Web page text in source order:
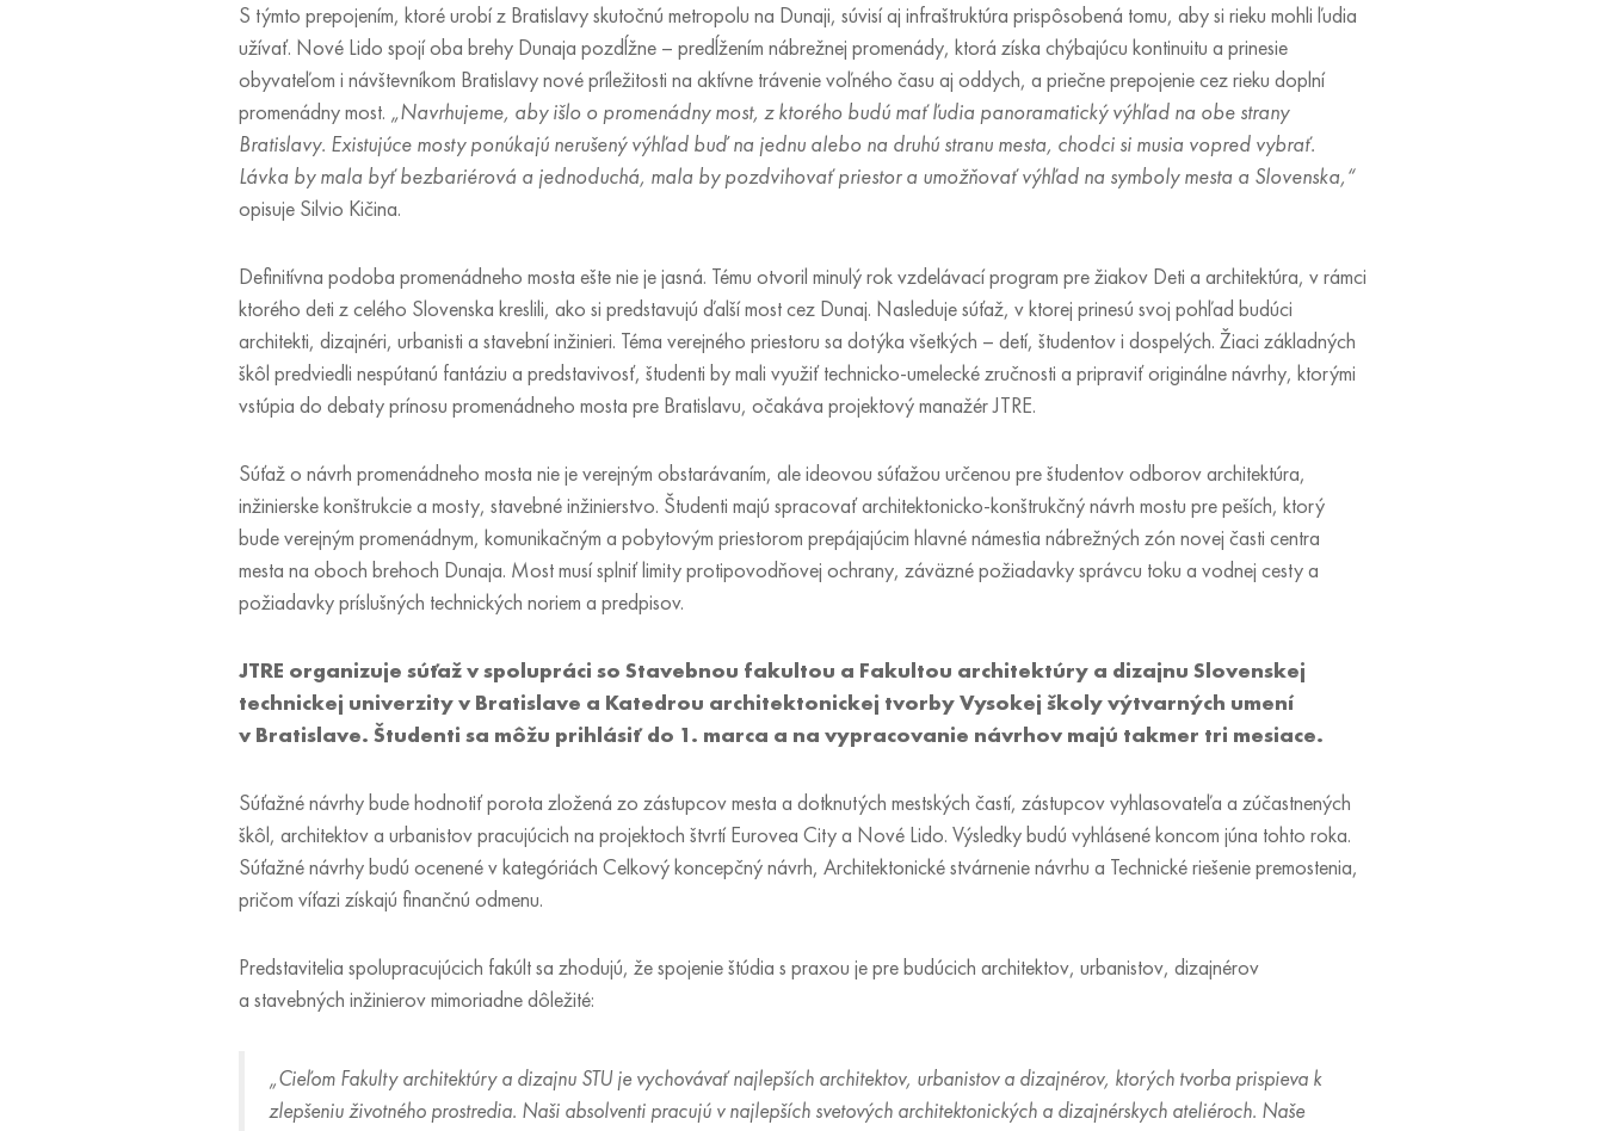
S týmto prepojením, ktoré urobí z Bratislavy skutočnú metropolu na Dunaji, súvisí aj infraštruktúra prispôsobená tomu, aby si rieku mohli ľudia
užívať. Nové Lido spojí oba brehy Dunaja pozdĺžne – predĺžením nábrežnej promenády, ktorá získa chýbajúcu kontinuitu a prinesie
obyvateľom i návštevníkom Bratislavy nové príležitosti na aktívne trávenie voľného času aj oddych, a priečne prepojenie cez rieku doplní
promenádny most. „Navrhujeme, aby išlo o promenádny most, z ktorého budú mať ľudia panoramatický výhľad na obe strany
Bratislavy. Existujúce mosty ponúkajú nerušený výhľad buď na jednu alebo na druhú stranu mesta, chodci si musia vopred vybrať.
Lávka by mala byť bezbariérová a jednoduchá, mala by pozdvihovať priestor a umožňovať výhľad na symboly mesta a Slovenska,“
opisuje Silvio Kičina.
Definitívna podoba promenádneho mosta ešte nie je jasná. Tému otvoril minulý rok vzdelávací program pre žiakov Deti a architektúra, v rámci
ktorého deti z celého Slovenska kreslili, ako si predstavujú ďalší most cez Dunaj. Nasleduje súťaž, v ktorej prinesú svoj pohľad budúci
architekti, dizajnéri, urbanisti a stavební inžinieri. Téma verejného priestoru sa dotýka všetkých – detí, študentov i dospelých. Žiaci základných
škôl predviedli nespútanú fantáziu a predstavivosť, študenti by mali využiť technicko-umelecké zručnosti a pripraviť originálne návrhy, ktorými
vstúpia do debaty prínosu promenádneho mosta pre Bratislavu, očakáva projektový manažér JTRE.
Súťaž o návrh promenádneho mosta nie je verejným obstarávaním, ale ideovou súťažou určenou pre študentov odborov architektúra,
inžinierske konštrukcie a mosty, stavebné inžinierstvo. Študenti majú spracovať architektonicko-konštrukčný návrh mostu pre peších, ktorý
bude verejným promenádnym, komunikačným a pobytovým priestorom prepájajúcim hlavné námestia nábrežných zón novej časti centra
mesta na oboch brehoch Dunaja. Most musí splniť limity protipovodňovej ochrany, záväzné požiadavky správcu toku a vodnej cesty a
požiadavky príslušných technických noriem a predpisov.
JTRE organizuje súťaž v spolupráci so Stavebnou fakultou a Fakultou architektúry a dizajnu Slovenskej
technickej univerzity v Bratislave a Katedrou architektonickej tvorby Vysokej školy výtvarných umení
v Bratislave. Študenti sa môžu prihlásiť do 1. marca a na vypracovanie návrhov majú takmer tri mesiace.
Súťažné návrhy bude hodnotiť porota zložená zo zástupcov mesta a dotknutých mestských častí, zástupcov vyhlasovateľa a zúčastnených
škôl, architektov a urbanistov pracujúcich na projektoch štvrtí Eurovea City a Nové Lido. Výsledky budú vyhlásené koncom júna tohto roka.
Súťažné návrhy budú ocenené v kategóriách Celkový koncepčný návrh, Architektonické stvárnenie návrhu a Technické riešenie premostenia,
pričom víťazi získajú finančnú odmenu.
Predstavitelia spolupracujúcich fakúlt sa zhodujú, že spojenie štúdia s praxou je pre budúcich architektov, urbanistov, dizajnérov
a stavebných inžinierov mimoriadne dôležité:
„Cieľom Fakulty architektúry a dizajnu STU je vychovávať najlepších architektov, urbanistov a dizajnérov, ktorých tvorba prispieva k
zlepšeniu životného prostredia. Naši absolventi pracujú v najlepších svetových architektonických a dizajnérskych ateliéroch. Naše